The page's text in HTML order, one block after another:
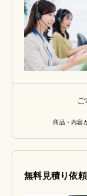
商品・内容
無料見積り依頼